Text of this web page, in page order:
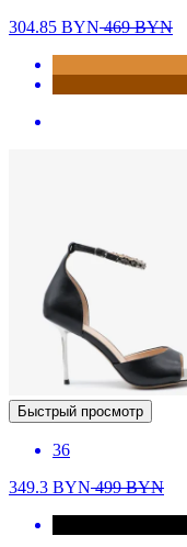
304.85 BYN469BYN
Быстрый просмотр
36
349.3 BYN499BYN